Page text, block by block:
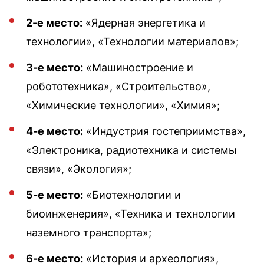
2-е место: «Ядерная энергетика и
технологии», «Технологии материалов»;
3-е место: «Машиностроение и
робототехника», «Строительство»,
«Химические технологии», «Химия»;
4-е место: «Индустрия гостеприимства»,
«Электроника, радиотехника и системы
связи», «Экология»;
5-е место: «Биотехнологии и
биоинженерия», «Техника и технологии
наземного транспорта»;
6-е место: «История и археология»,